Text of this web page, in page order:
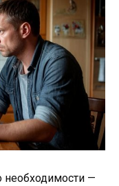
необходимости —